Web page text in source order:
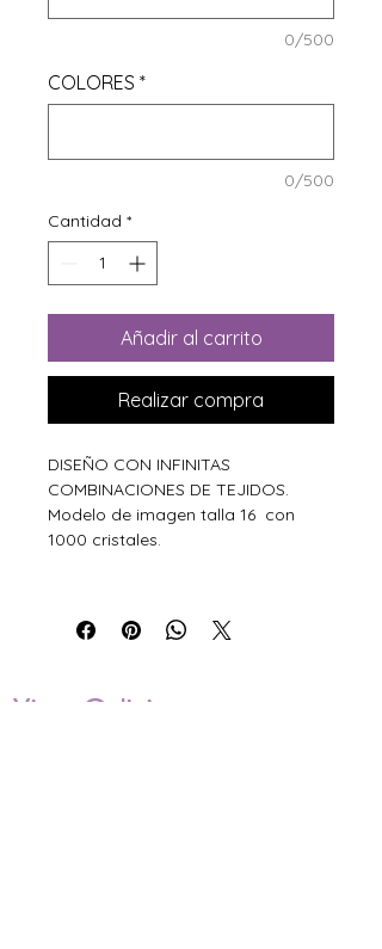
0/500
COLORES *
0/500
Cantidad *
Añadir al carrito
Realizar compra
DISEÑO CON INFINITAS
COMBINACIONES DE TEJIDOS.
Modelo de imagen talla 16 con
1000 cristales.
Xiros Galicia